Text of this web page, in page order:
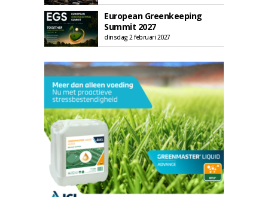
European Greenkeeping
Summit 2027
dinsdag 2 februari 2027